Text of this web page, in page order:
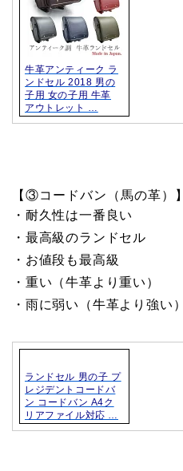
牛革アンティーク ラ
ンドセル 2018 男の
子用 女の子用 牛革
アウトレット …
【③コードバン（馬の革）】
・耐久性は一番良い
・最高級のランドセル
・お値段も最高級
・重い（牛革より重い）
・雨に弱い（牛革より強い）
ランドセル 男の子 プ
レジデントコードバ
ン コードバン A4ク
リアファイル対応 …